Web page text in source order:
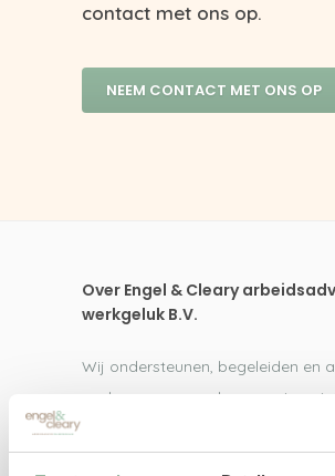
contact met ons op.
NEEM CONTACT MET ONS OP
Over Engel & Cleary
werkgeluk B.V.
Wij ondersteunen, begeleiden en
werkgevers en werknemers in re-
advies en persoonlijke